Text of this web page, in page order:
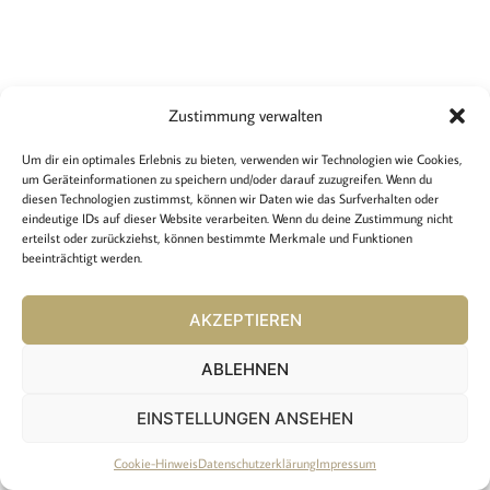
Zustimmung verwalten
Um dir ein optimales Erlebnis zu bieten, verwenden wir Technologien wie Cookies,
um Geräteinformationen zu speichern und/oder darauf zuzugreifen. Wenn du
diesen Technologien zustimmst, können wir Daten wie das Surfverhalten oder
eindeutige IDs auf dieser Website verarbeiten. Wenn du deine Zustimmung nicht
erteilst oder zurückziehst, können bestimmte Merkmale und Funktionen
beeinträchtigt werden.
AKZEPTIEREN
ABLEHNEN
EINSTELLUNGEN ANSEHEN
Cookie-HinweisDatenschutzerklärungImpressum
Impressum
Cookie-Hinweis
Datenschutzerklärung
Copyright:
2024 Kreative Bücher / SCHÖNdesign
Erstellt von: